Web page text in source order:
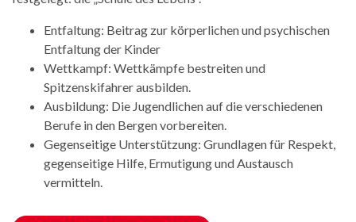
Entfaltung: Beitrag zur körperlichen und psychischen
Entfaltung der Kinder
Wettkampf: Wettkämpfe bestreiten und
Spitzenskifahrer ausbilden.
Ausbildung: Die Jugendlichen auf die verschiedenen
Berufe in den Bergen vorbereiten.
Gegenseitige Unterstützung: Grundlagen für Respekt,
gegenseitige Hilfe, Ermutigung und Austausch
vermitteln.